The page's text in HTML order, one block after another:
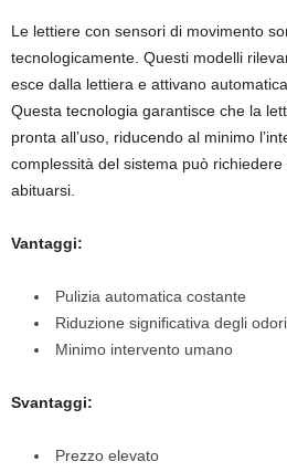
Le lettiere con sensori di movimento
tecnologicamente. Questi modelli
esce dalla lettiera e attivano
Questa tecnologia garantisce che la
pronta all’uso, riducendo al minimo
complessità del sistema può richiedere
abituarsi.
Vantaggi:
Pulizia automatica costante
Riduzione significativa degli odori
Minimo intervento umano
Svantaggi:
Prezzo elevato